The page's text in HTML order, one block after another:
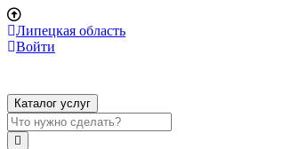
Липецкая область
Войти
Каталог услуг